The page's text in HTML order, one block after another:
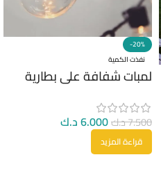
-20%
نفذت الكمية
لمبات شفافة على بطارية
7.500د.ك6.000د.ك
قراءة المزيد